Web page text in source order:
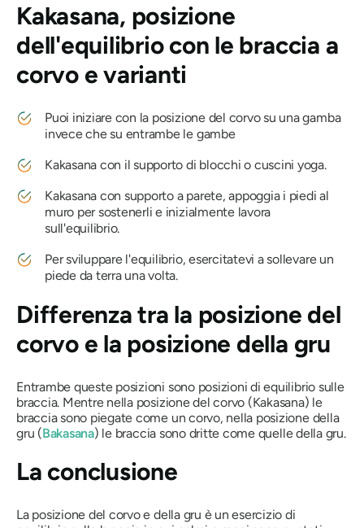
Kakasana, posizione
dell'equilibrio con le braccia a
corvo e varianti
Puoi iniziare con la posizione del corvo su una gamba
invece che su entrambe le gambe
Kakasana con il supporto di blocchi o cuscini yoga.
Kakasana con supporto a parete, appoggia i piedi al
muro per sostenerli e inizialmente lavora
sull'equilibrio.
Per sviluppare l'equilibrio, esercitatevi a sollevare un
piede da terra una volta.
Differenza tra la posizione del
corvo e la posizione della gru
Entrambe queste posizioni sono posizioni di equilibrio sulle
braccia. Mentre nella posizione del corvo (Kakasana) le
braccia sono piegate come un corvo, nella posizione della
gru (Bakasana) le braccia sono dritte come quelle della gru.
La conclusione
La posizione del corvo e della gru è un esercizio di